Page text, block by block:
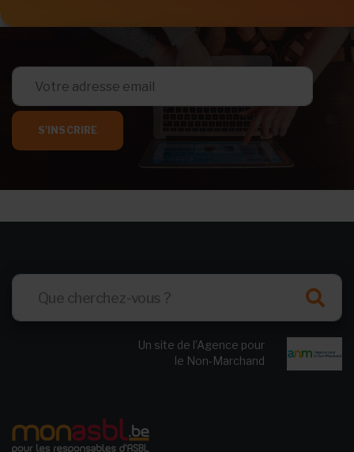
S'INSCRIRE
Un site de l’Agence pour
le Non-Marchand